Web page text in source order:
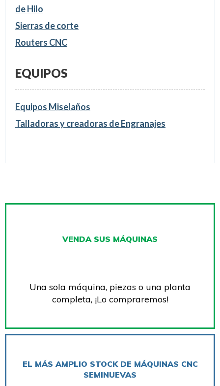
de Hilo
Sierras de corte
Routers CNC
EQUIPOS
Equipos Miselaños
Talladoras y creadoras de Engranajes
VENDA SUS MÁQUINAS
Una sola máquina, piezas o una planta
completa, ¡Lo compraremos!
EL MÁS AMPLIO STOCK DE MÁQUINAS CNC
SEMINUEVAS